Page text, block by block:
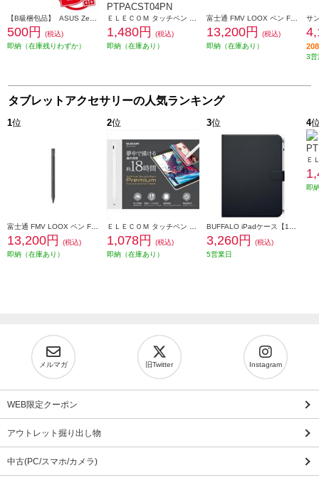
500円
(税込)
即納（在庫残りわずか）
1,480円
(税込)
即納（在庫あり）
13,200円
(税込)
即納（在庫あり）
3営
タブレットアクセサリーの人気ランキング
1位
13,200円
(税込)
即納（在庫あり）
2位
1,078円
(税込)
即納（在庫あり）
3位
3,260円
(税込)
5営業日
4
即
メルマガ 旧Twitter Instagram
WEB限定クーポン
アウトレット掘り出し物
中古(PC/スマホ/カメラ)